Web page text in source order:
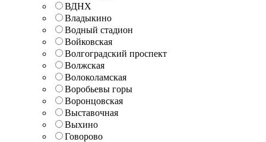
ВДНХ
Владыкино
Водный стадион
Войковская
Волгоградский проспект
Волжская
Волоколамская
Воробьевы горы
Воронцовская
Выставочная
Выхино
Говорово